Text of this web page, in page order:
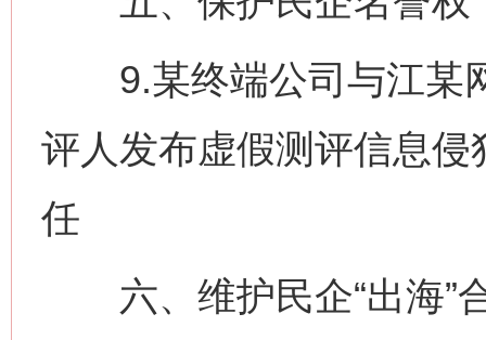
9.某终端公司与江某
评人发布虚假测评信息
任
六、维护民企“出海”